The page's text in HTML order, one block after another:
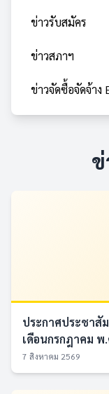
ข่าวรับสมัคร
ข่าวสภาฯ
ข่าวจัดซื้อจัดจ้าง
ข่
ประกาศประชาสั
เดือนกรกฎาคม พ
7 สิงหาคม 2569